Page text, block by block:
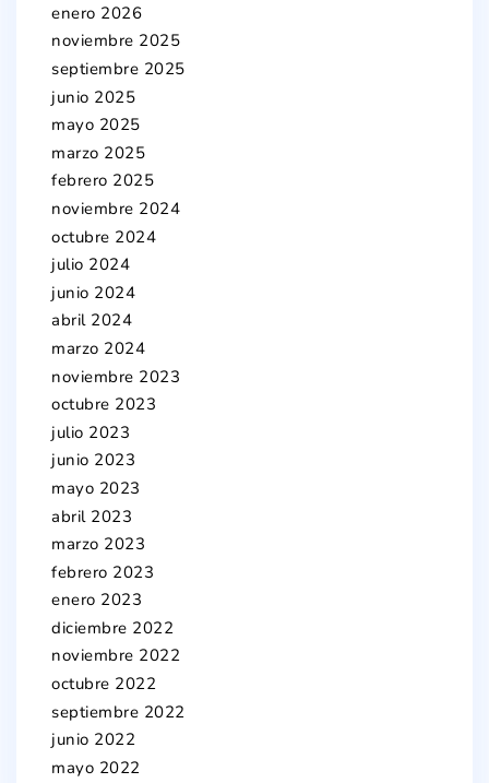
enero 2026
noviembre 2025
septiembre 2025
junio 2025
mayo 2025
marzo 2025
febrero 2025
noviembre 2024
octubre 2024
julio 2024
junio 2024
abril 2024
marzo 2024
noviembre 2023
octubre 2023
julio 2023
junio 2023
mayo 2023
abril 2023
marzo 2023
febrero 2023
enero 2023
diciembre 2022
noviembre 2022
octubre 2022
septiembre 2022
junio 2022
mayo 2022